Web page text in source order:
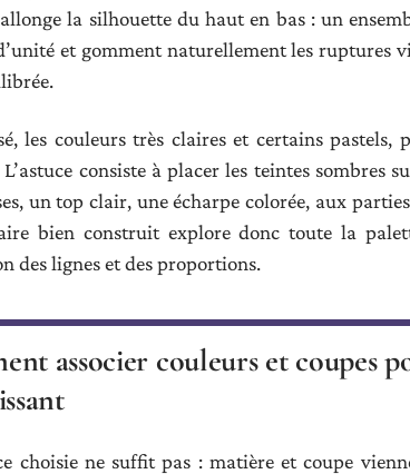
la silhouette du haut en bas : un
et gomment naturellement les ruptures
les couleurs très claires et certains
consiste à placer les teintes sombres
un top clair, une écharpe colorée, aux
bien construit explore donc toute la
des lignes et des proportions.
associer couleurs et coupes
choisie ne suffit pas : matière et coupe